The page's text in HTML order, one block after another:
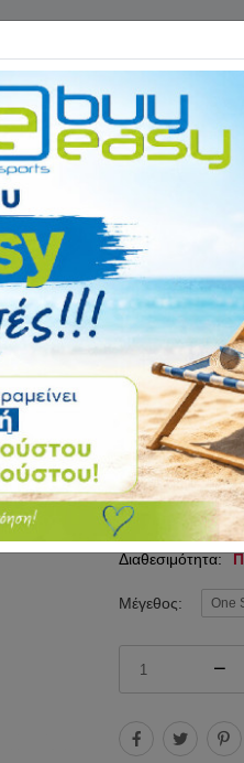
ΕΙΔΗ CAMPING
Αρχική
9.50€
Διαθεσιμότητα:
Μέγεθος: One